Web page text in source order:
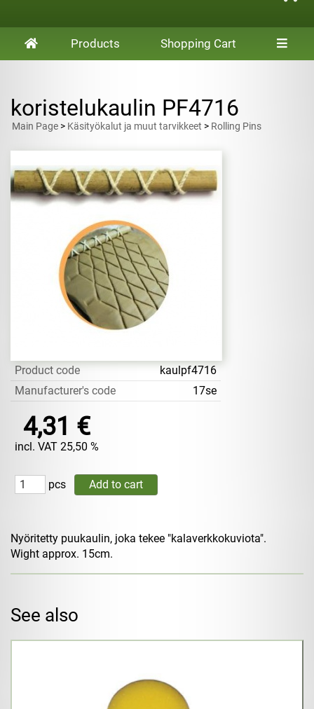
Products Shopping Cart
koristelukaulin PF4716
Main Page > Käsityökalut ja muut tarvikkeet > Rolling Pins
Product code
kaulpf4716
Manufacturer's code
17se
4,31 €
incl. VAT 25,50 %
pcs
Nyöritetty puukaulin, joka tekee "kalaverkkokuviota".
Wight approx. 15cm.
See also